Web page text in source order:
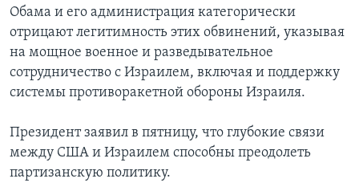
Обама и его администрация категорически
отрицают легитимность этих обвинений, указывая
на мощное военное и разведывательное
сотрудничество с Израилем, включая и поддержку
системы противоракетной обороны Израиля.
Президент заявил в пятницу, что глубокие связи
между США и Израилем способны преодолеть
партизанскую политику.